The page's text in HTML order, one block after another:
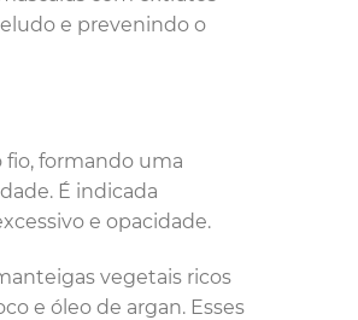
e prevenindo o
fio, formando uma
É indicada
e opacidade.
vegetais ricos
e óleo de argan. Esses